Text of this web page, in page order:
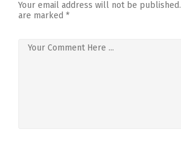
Your email address will not be published.
are marked *